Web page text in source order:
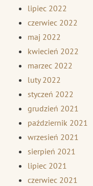
lipiec 2022
czerwiec 2022
maj 2022
kwiecień 2022
marzec 2022
luty 2022
styczeń 2022
grudzień 2021
październik 2021
wrzesień 2021
sierpień 2021
lipiec 2021
czerwiec 2021